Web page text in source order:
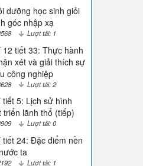
dưỡng học sinh giỏi
góc nhập xạ
Lượt tải: 1
tiết 33: Thực hành
xét và giải thích sự
công nghiệp
Lượt tải: 2
5: Lịch sử hình
triển lãnh thổ (tiếp)
Lượt tải: 0
24: Đặc điểm nền
ta
Lượt tải: 1